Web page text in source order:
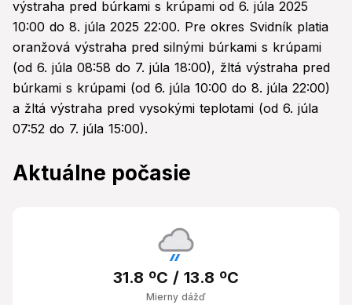
výstraha pred búrkami s krúpami od 6. júla 2025
10:00 do 8. júla 2025 22:00. Pre okres Svidník platia
oranžová výstraha pred silnými búrkami s krúpami
(od 6. júla 08:58 do 7. júla 18:00), žltá výstraha pred
búrkami s krúpami (od 6. júla 10:00 do 8. júla 22:00)
a žltá výstraha pred vysokými teplotami (od 6. júla
07:52 do 7. júla 15:00).
Aktuálne počasie
Mierny dážď
31.8 ºC / 13.8 ºC